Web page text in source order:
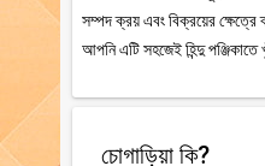
সম্পদ ক্রয় এবং বিক্রয়ের
আপনি এটি সহজেই হিন্দু
চোগাড়িয়া কি?